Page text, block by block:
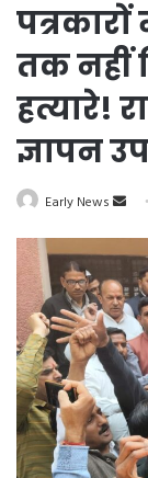
तक नहीं
हत्यारे!
ज्ञापन
Early News
n
d
a
n
e
m
a
i
l